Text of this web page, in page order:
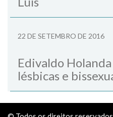
22 DE SETEMBRO DE 2016
Edivaldo
lésbicas e